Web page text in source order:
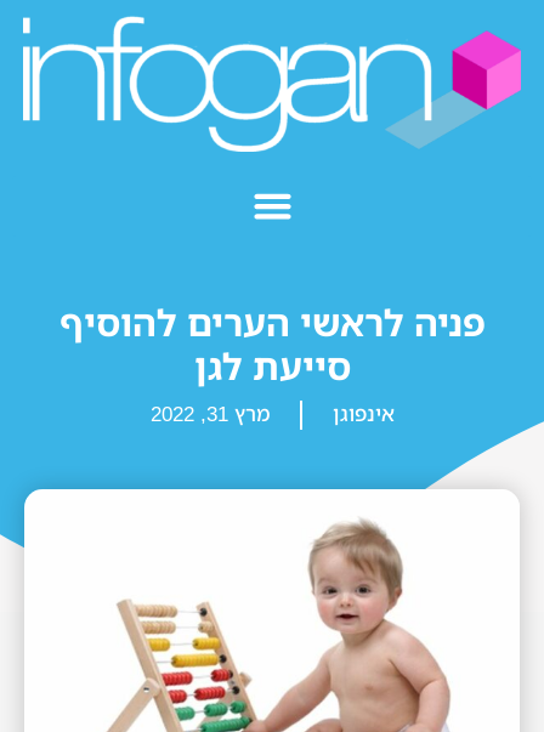
פניה לראשי הערים להוסיף
סייעת לגן
אינפוגן מרץ 31, 2022